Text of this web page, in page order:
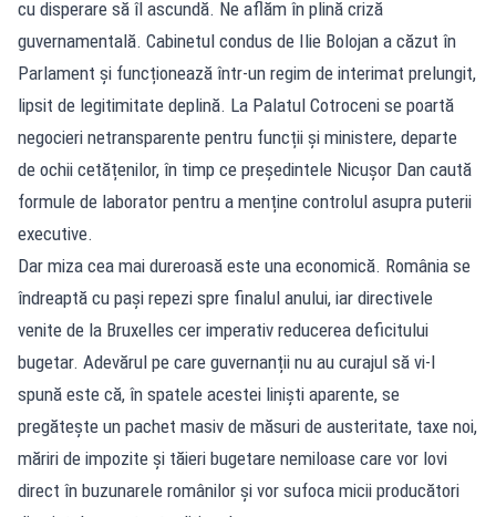
cu disperare să îl ascundă. Ne aflăm în plină criză
guvernamentală. Cabinetul condus de Ilie Bolojan a căzut în
Parlament și funcționează într-un regim de interimat prelungit,
lipsit de legitimitate deplină. La Palatul Cotroceni se poartă
negocieri netransparente pentru funcții și ministere, departe
de ochii cetățenilor, în timp ce președintele Nicușor Dan caută
formule de laborator pentru a menține controlul asupra puterii
executive.
Dar miza cea mai dureroasă este una economică. România se
îndreaptă cu pași repezi spre finalul anului, iar directivele
venite de la Bruxelles cer imperativ reducerea deficitului
bugetar. Adevărul pe care guvernanții nu au curajul să vi-l
spună este că, în spatele acestei liniști aparente, se
pregătește un pachet masiv de măsuri de austeritate, taxe noi,
măriri de impozite și tăieri bugetare nemiloase care vor lovi
direct în buzunarele românilor și vor sufoca micii producători